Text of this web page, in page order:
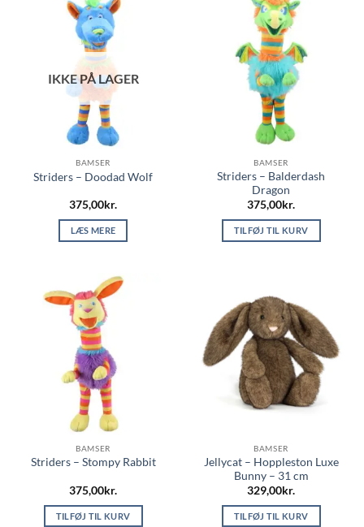
IKKE PÅ LAGER
BAMSER
Striders – Doodad Wolf
375,00kr.
LÆS MERE
BAMSER
Striders – Balderdash
Dragon
375,00kr.
TILFØJ TIL KURV
BAMSER
Striders – Stompy Rabbit
375,00kr.
TILFØJ TIL KURV
BAMSER
Jellycat – Hoppleston Luxe
Bunny – 31 cm
329,00kr.
TILFØJ TIL KURV